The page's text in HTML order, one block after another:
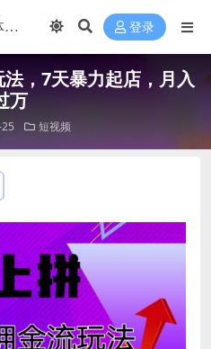
登录
，7天暴力起店，月入
万
短视频